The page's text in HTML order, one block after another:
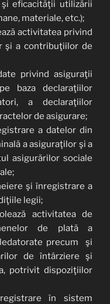
eficacităţii utilizării
materiale, etc.);
activitatea privind
şi a contribuţiilor de
privind asiguraţii
baza declaraţiilor
a declaraţiilor
de asigurare;
a datelor din
a asiguraţilor şi a
asigurărilor sociale
şi înregistrare a
legii;
activitatea de
de plată a
precum şi
de întârziere şi
potrivit dispoziţiilor
în sistem